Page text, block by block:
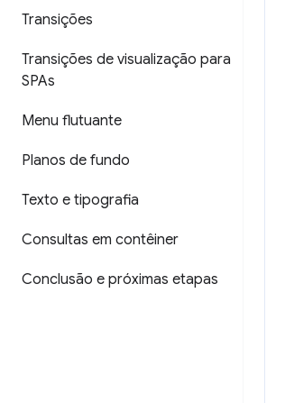
Transições
Transições de visualização para
SPAs
Menu flutuante
Planos de fundo
Texto e tipografia
Consultas em contêiner
Conclusão e próximas etapas